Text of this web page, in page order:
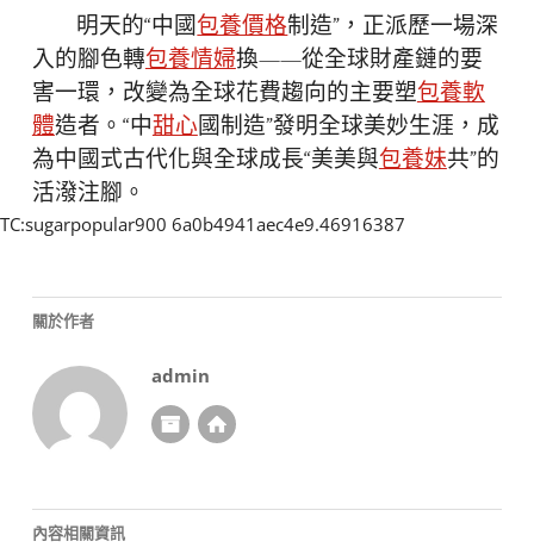
明天的“中國包養價格制造”，正派歷一場深
入的腳色轉包養情婦換——從全球財產鏈的要
害一環，改變為全球花費趨向的主要塑包養軟
體造者。“中甜心國制造”發明全球美妙生涯，成
為中國式古代化與全球成長“美美與包養妹共”的
活潑注腳。
TC:sugarpopular900 6a0b4941aec4e9.46916387
關於作者
admin
內容相關資訊